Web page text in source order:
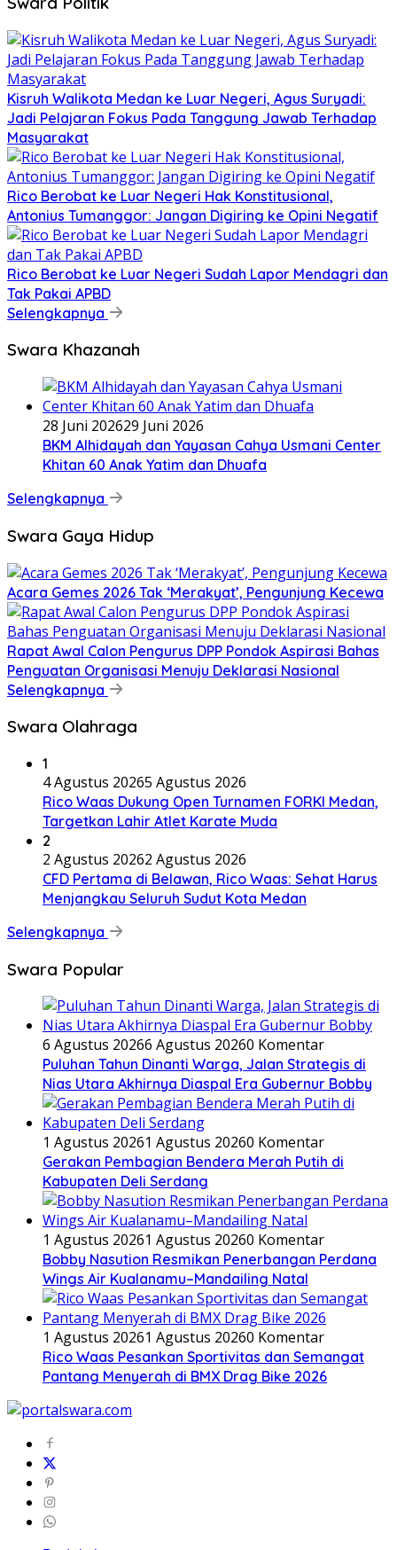
Kisruh Walikota Medan ke Luar Negeri, Agus Suryadi:
Jadi Pelajaran Fokus Pada Tanggung Jawab Terhadap
Masyarakat
Rico Berobat ke Luar Negeri Hak Konstitusional,
Antonius Tumanggor: Jangan Digiring ke Opini Negatif
Rico Berobat ke Luar Negeri Sudah Lapor Mendagri dan
Tak Pakai APBD
Selengkapnya
Swara Khazanah
28 Juni 202629 Juni 2026
BKM Alhidayah dan Yayasan Cahya Usmani Center
Khitan 60 Anak Yatim dan Dhuafa
Selengkapnya
Swara Gaya Hidup
Acara Gemes 2026 Tak ‘Merakyat’, Pengunjung Kecewa
Rapat Awal Calon Pengurus DPP Pondok Aspirasi Bahas
Penguatan Organisasi Menuju Deklarasi Nasional
Selengkapnya
Swara Olahraga
1
4 Agustus 20265 Agustus 2026
Rico Waas Dukung Open Turnamen FORKI Medan,
Targetkan Lahir Atlet Karate Muda
2
2 Agustus 20262 Agustus 2026
CFD Pertama di Belawan, Rico Waas: Sehat Harus
Menjangkau Seluruh Sudut Kota Medan
Selengkapnya
Swara Popular
6 Agustus 20266 Agustus 20260 Komentar
Puluhan Tahun Dinanti Warga, Jalan Strategis di
Nias Utara Akhirnya Diaspal Era Gubernur Bobby
1 Agustus 20261 Agustus 20260 Komentar
Gerakan Pembagian Bendera Merah Putih di
Kabupaten Deli Serdang
1 Agustus 20261 Agustus 20260 Komentar
Bobby Nasution Resmikan Penerbangan Perdana
Wings Air Kualanamu–Mandailing Natal
1 Agustus 20261 Agustus 20260 Komentar
Rico Waas Pesankan Sportivitas dan Semangat
Pantang Menyerah di BMX Drag Bike 2026